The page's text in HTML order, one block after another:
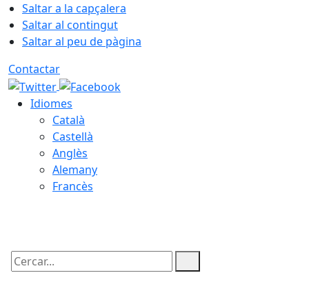
Saltar a la capçalera
Saltar al contingut
Saltar al peu de pàgina
Contactar
Idiomes
Català
Castellà
Anglès
Alemany
Francès
Cercar: